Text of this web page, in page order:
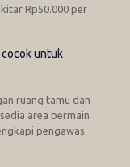
Rp50.000 per
cocok untuk
ruang tamu dan
area bermain
pengawas